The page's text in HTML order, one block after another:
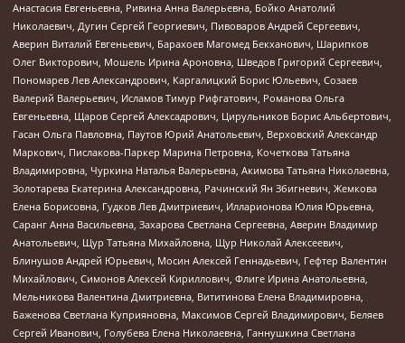
Анастасия Евгеньевна, Ривина Анна Валерьевна, Бойко Анатолий
Николаевич, Дугин Сергей Георгиевич, Пивоваров Андрей Сергеевич,
Аверин Виталий Евгеньевич, Барахоев Магомед Бекханович, Шарипков
Олег Викторович, Мошель Ирина Ароновна, Шведов Григорий Сергеевич,
Пономарев Лев Александрович, Каргалицкий Борис Юльевич, Созаев
Валерий Валерьевич, Исламов Тимур Рифгатович, Романова Ольга
Евгеньевна, Щаров Сергей Алексадрович, Цирульников Борис Альбертович,
Гасан Ольга Павловна, Паутов Юрий Анатольевич, Верховский Александр
Маркович, Пислакова-Паркер Марина Петровна, Кочеткова Татьяна
Владимировна, Чуркина Наталья Валерьевна, Акимова Татьяна Николаевна,
Золотарева Екатерина Александровна, Рачинский Ян Збигневич, Жемкова
Елена Борисовна, Гудков Лев Дмитриевич, Илларионова Юлия Юрьевна,
Саранг Анна Васильевна, Захарова Светлана Сергеевна, Аверин Владимир
Анатольевич, Щур Татьяна Михайловна, Щур Николай Алексеевич,
Блинушов Андрей Юрьевич, Мосин Алексей Геннадьевич, Гефтер Валентин
Михайлович, Симонов Алексей Кириллович, Флиге Ирина Анатольевна,
Мельникова Валентина Дмитриевна, Вититинова Елена Владимировна,
Баженова Светлана Куприяновна, Максимов Сергей Владимирович, Беляев
Сергей Иванович, Голубева Елена Николаевна, Ганнушкина Светлана